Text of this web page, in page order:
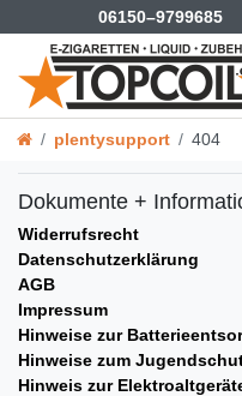
06150–9799685
plentysupport 404
Dokumente +
Widerrufsrecht
Datenschutzerklärung
AGB
Impressum
Hinweise zur
Hinweise zum
Hinweis zur